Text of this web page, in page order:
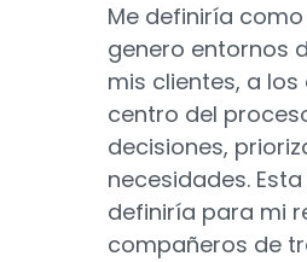
Me definiría
genero entornos
mis clientes, a
centro del
decisiones,
necesidades.
definiría para mi
compañeros de